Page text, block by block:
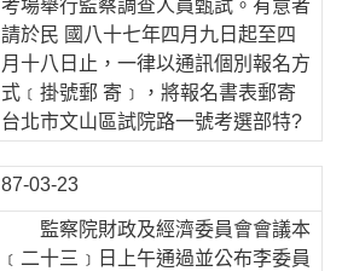
考場舉行監察調查人員甄試。有意者
請於民 國八十七年四月九日起至四
月十八日止，一律以通訊個別報名方
式﹝掛號郵 寄﹞，將報名書表郵寄
台北市文山區試院路一號考選部特?
87-03-23
監察院財政及經濟委員會會議本
﹝二十三﹞日上午通過並公布李委員